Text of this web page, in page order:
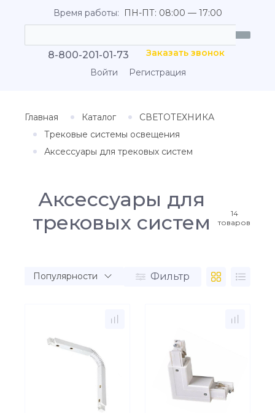
Время работы: ПН-ПТ: 08:00 — 17:00
8-800-201-01-73
Заказать звонок
Войти
Регистрация
Главная Каталог
СВЕТОТЕХНИКА
Трековые системы освещения
Аксессуары для трековых систем
Аксессуары для
трековых систем
14
товаров
Фильтр